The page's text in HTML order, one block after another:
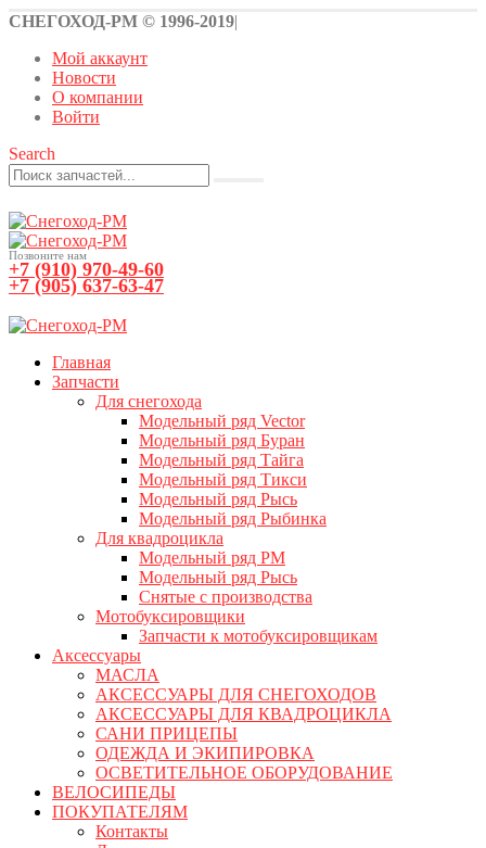
СНЕГОХОД-РМ © 1996-2019|
Мой аккаунт
Новости
О компании
Войти
Search
Позвоните нам
+7 (910) 970-49-60
+7 (905) 637-63-47
Главная
Запчасти
Для снегохода
Модельный ряд Vector
Модельный ряд Буран
Модельный ряд Тайга
Модельный ряд Тикси
Модельный ряд Рысь
Модельный ряд Рыбинка
Для квадроцикла
Модельный ряд РМ
Модельный ряд Рысь
Снятые с производства
Мотобуксировщики
Запчасти к мотобуксировщикам
Аксессуары
МАСЛА
АКСЕССУАРЫ ДЛЯ СНЕГОХОДОВ
АКСЕССУАРЫ ДЛЯ КВАДРОЦИКЛА
САНИ ПРИЦЕПЫ
ОДЕЖДА И ЭКИПИРОВКА
ОСВЕТИТЕЛЬНОЕ ОБОРУДОВАНИЕ
ВЕЛОСИПЕДЫ
ПОКУПАТЕЛЯМ
Контакты